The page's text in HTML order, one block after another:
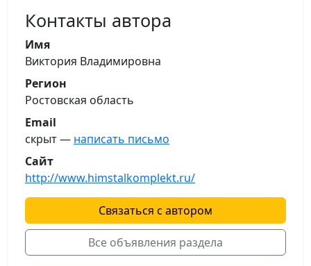
Контакты автора
Имя
Виктория Владимировна
Регион
Ростовская область
Email
скрыт — написать письмо
Сайт
http://www.himstalkomplekt.ru/
Связаться с автором
Все объявления раздела